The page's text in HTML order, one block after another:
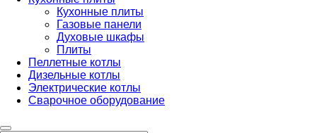
Кухонные плиты
Газовые панели
Духовые шкафы
Плиты
Пеллетные котлы
Дизельные котлы
Электрические котлы
Сварочное оборудование